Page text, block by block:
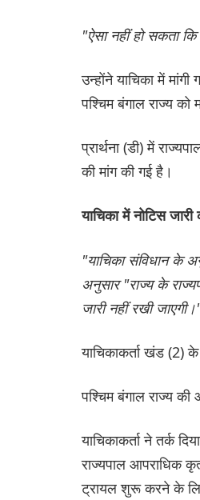
"ऐसा नहीं हो सकता
उन्होंने याचिका में
पश्चिम बंगाल राज्य
प्रार्थना (डी) में
की मांग की गई है।
याचिका में नोटिस
"याचिका संविधान के
अनुसार "राज्य के
जारी नहीं रखी
याचिकाकर्ता खंड (2)
पश्चिम बंगाल राज्य
याचिकाकर्ता ने तर्क
राज्यपाल आपराधिक
ट्रायल शुरू करने के